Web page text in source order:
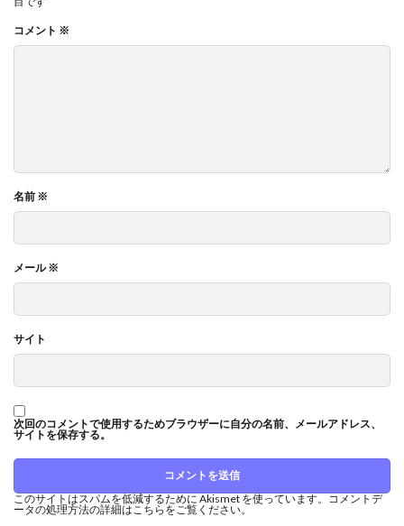
コメント ※
名前 ※
メール※
サイト
次回のコメントで使用するためブラウザーに自分の名前、メールアドレス、
サイトを保存する。
このサイトはスパムを低減するために Akismet を使っています。コメントデ
ータの処理方法の詳細はこちらをご覧ください。